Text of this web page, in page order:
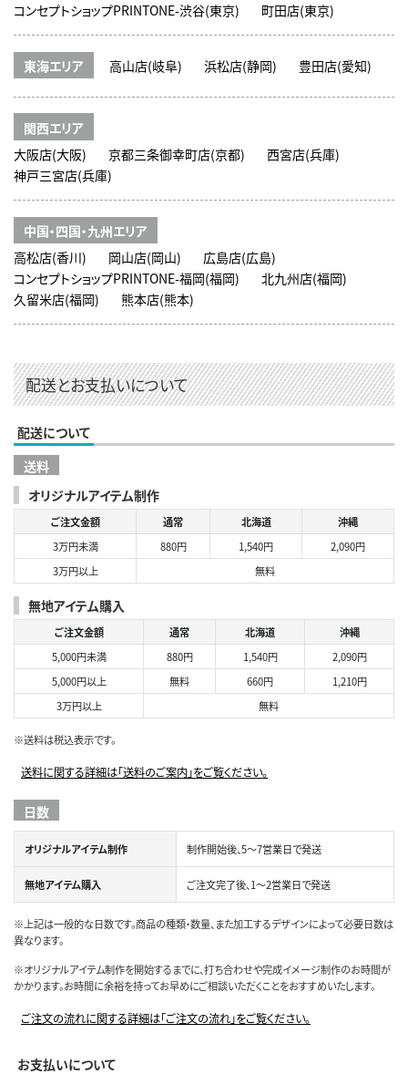
コンセプトショップPRINTONE-渋谷(東京)
町田店(東京)
東海エリア 高山店(岐阜) 浜松店(静岡) 豊田店(愛知)
関西エリア
大阪店(大阪)
京都三条御幸町店(京都)
西宮店(兵庫)
神戸三宮店(兵庫)
中国・四国・九州エリア
高松店(香川)
岡山店(岡山)
広島店(広島)
コンセプトショップPRINTONE-福岡(福岡)
北九州店(福岡)
久留米店(福岡)
熊本店(熊本)
配送とお支払いについて
配送について
送料
オリジナルアイテム制作
ご注文金額 通常 北海道
沖縄
3万円未満
880円 1,540円
2,090円
3万円以上
無料
無地アイテム購入
ご注文金額 通常 北海道
沖縄
5,000円未満
880円 1,540円
2,090円
5,000円以上
無料 660円
1,210円
3万円以上
無料
※送料は税込表示です。
送料に関する詳細は「送料のご案内」をご覧ください。
日数
オリジナルアイテム制作 制作開始後、5～7営業日で発送
無地アイテム購入 ご注文完了後、1～2営業日で発送
※上記は一般的な日数です。商品の種類・数量、また加工するデザインによって必要日数は
異なります。
※オリジナルアイテム制作を開始するまでに、打ち合わせや完成イメージ制作のお時間が
かかります。お時間に余裕を持ってお早めにご相談いただくことをおすすめいたします。
ご注文の流れに関する詳細は「ご注文の流れ」をご覧ください。
お支払いについて